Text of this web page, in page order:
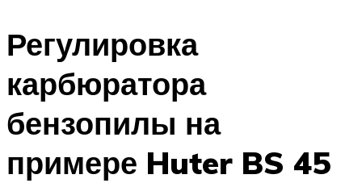
Регулировка
карбюратора
бензопилы на
примере Huter BS 45